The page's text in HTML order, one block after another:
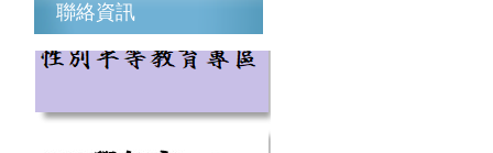
聯絡資訊